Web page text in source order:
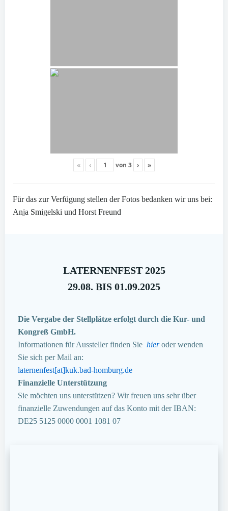
« ‹ von 3 › »
Für das zur Verfügung stellen der Fotos bedanken wir uns bei:
Anja Smigelski und Horst Freund
LATERNENFEST 2025
29.08. BIS 01.09.2025
Die Vergabe der Stellplätze erfolgt durch die Kur- und
Kongreß GmbH.
Informationen für Aussteller finden Sie hieroder wenden
Sie sich per Mail an:
laternenfest[at]kuk.bad-homburg.de
Finanzielle Unterstützung
Sie möchten uns unterstützen? Wir freuen uns sehr über
finanzielle Zuwendungen auf das Konto mit der IBAN:
DE25 5125 0000 0001 1081 07